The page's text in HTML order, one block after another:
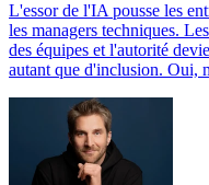
L'essor de l'IA pousse les
les managers techniques.
des équipes et l'autorité
autant que d'inclusion. Oui,